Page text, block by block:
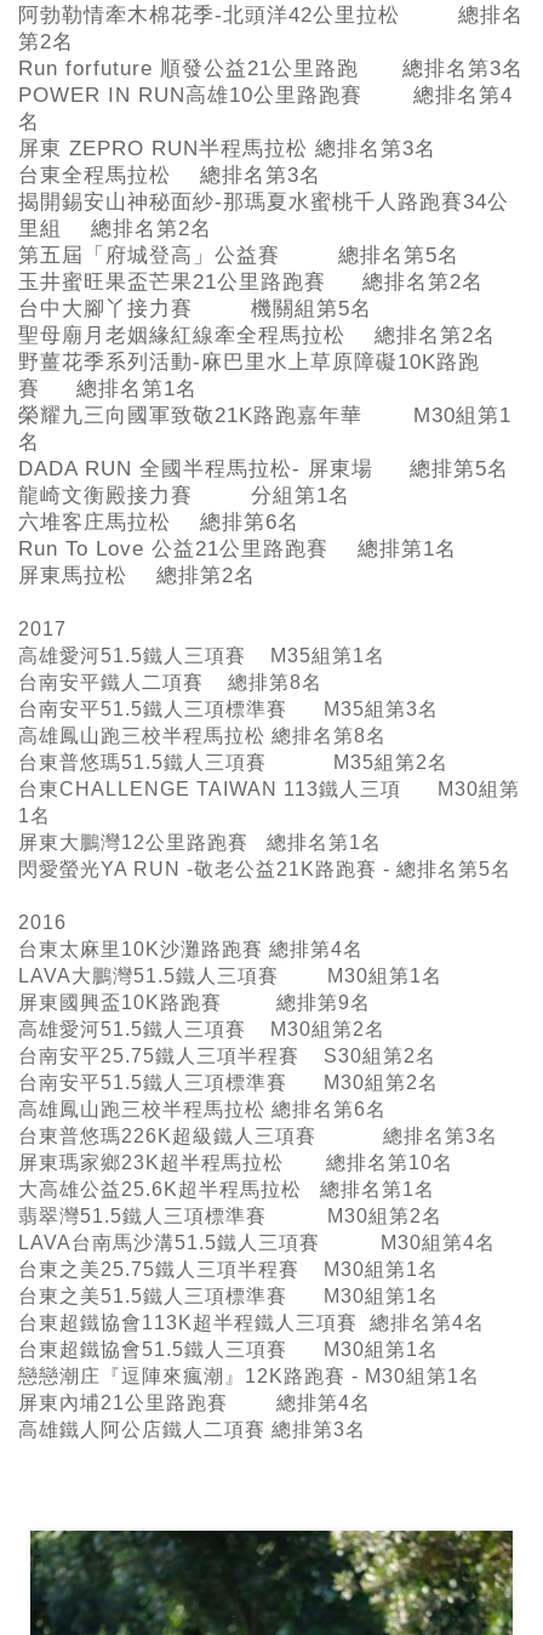
阿勃勒情牽木棉花季-北頭洋42公里拉松 總排名
第2名
Run forfuture 順發公益21公里路跑 總排名第3名
POWER IN RUN 高雄10公里路跑賽 總排名第4
名
屏東 ZEPRO RUN半程馬拉松 總排名第3名
台東全程馬拉松 總排名第3名
揭開錫安山神秘面紗-那瑪夏水蜜桃千人路跑賽34公
里組 總排名第2名
第五屆「府城登高」公益賽 總排名第5名
玉井蜜旺果盃芒果21公里路跑賽 總排名第2名
台中大腳丫接力賽 機關組第5名
聖母廟月老姻緣紅線牽全程馬拉松 總排名第2名
野薑花季系列活動-麻巴里水上草原障礙10K路跑
賽 總排名第1名
榮耀九三向國軍致敬21K路跑嘉年華 M30組第1
名
DADA RUN 全國半程馬拉松- 屏東場 總排第5名
龍崎文衡殿接力賽 分組第1名
六堆客庄馬拉松 總排第6名
Run To Love 公益21公里路跑賽 總排第1名
屏東馬拉松 總排第2名
2017
高雄愛河51.5鐵人三項賽 M35組第1名
台南安平鐵人二項賽 總排第8名
台南安平51.5鐵人三項標準賽 M35組第3名
高雄鳳山跑三校半程馬拉松 總排名第8名
台東普悠瑪51.5鐵人三項賽 M35組第2名
台東CHALLENGE TAIWAN 113鐵人三項 M30組第
1名
屏東大鵬灣12公里路跑賽 總排名第1名
閃愛螢光YA RUN -敬老公益21K路跑賽 - 總排名第5名
2016
台東太麻里10K沙灘路跑賽 總排第4名
LAVA大鵬灣51.5鐵人三項賽 M30組第1名
屏東國興盃10K路跑賽 總排第9名
高雄愛河51.5鐵人三項賽 M30組第2名
台南安平25.75鐵人三項半程賽 S30組第2名
台南安平51.5鐵人三項標準賽 M30組第2名
高雄鳳山跑三校半程馬拉松 總排名第6名
台東普悠瑪226K超級鐵人三項賽 總排名第3名
屏東瑪家鄉23K超半程馬拉松 總排名第10名
大高雄公益25.6K超半程馬拉松 總排名第1名
翡翠灣51.5鐵人三項標準賽 M30組第2名
LAVA台南馬沙溝51.5鐵人三項賽 M30組第4名
台東之美25.75鐵人三項半程賽 M30組第1名
台東之美51.5鐵人三項標準賽 M30組第1名
台東超鐵協會113K超半程鐵人三項賽 總排名第4名
台東超鐵協會51.5鐵人三項賽 M30組第1名
戀戀潮庄『逗陣來瘋潮』12K路跑賽 - M30組第1名
屏東內埔21公里路跑賽 總排第4名
高雄鐵人阿公店鐵人二項賽 總排第3名